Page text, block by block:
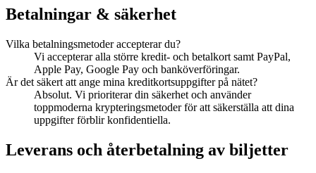
Betalningar & säkerhet
Vilka betalningsmetoder accepterar du?
Vi accepterar alla större kredit- och betalkort samt PayPal,
Apple Pay, Google Pay och banköverföringar.
Är det säkert att ange mina kreditkortsuppgifter på nätet?
Absolut. Vi prioriterar din säkerhet och använder
toppmoderna krypteringsmetoder för att säkerställa att dina
uppgifter förblir konfidentiella.
Leverans och återbetalning av biljetter